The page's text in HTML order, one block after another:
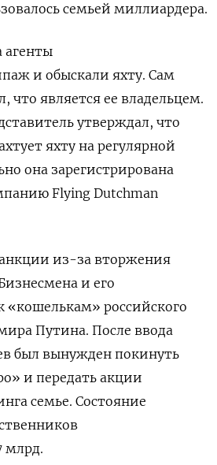
семьей миллиардера.
агенты
и обыскали яхту. Сам
что является ее владельцем.
утверждал, что
яхту на регулярной
она зарегистрирована
Flying Dutchman
из-за вторжения
и его
«кошелькам» российского
Путина. После ввода
был вынужден покинуть
и передать акции
семье. Состояние
млрд.